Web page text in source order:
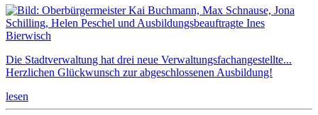
Die Stadtverwaltung hat drei neue Verwaltungsfachangestellte...
Herzlichen Glückwunsch zur abgeschlossenen Ausbildung!
lesen